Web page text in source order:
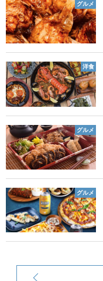
グルメ
洋食
グルメ
グルメ